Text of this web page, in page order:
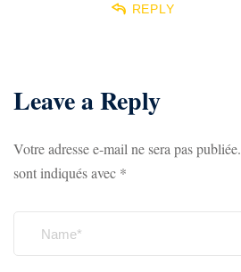
REPLY
Leave a Reply
Votre adresse e-mail ne sera pas publiée.
sont indiqués avec *